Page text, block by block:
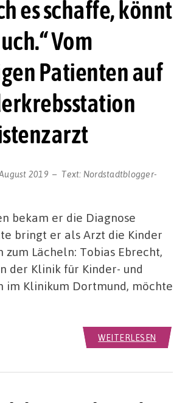
es schaffe, könnt
Vom
Patienten auf
2019 Text: Nordstadtblogger-
bekam er die Diagnose
bringt er als Arzt die Kinder
zum Lächeln: Tobias Ebrecht,
der Klinik für Kinder- und
im Klinikum Dortmund, möchte
WEITERLESEN